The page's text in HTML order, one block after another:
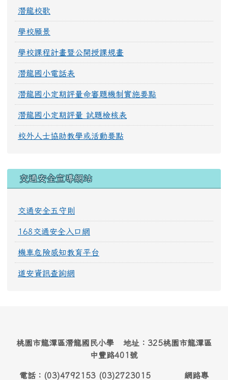
潛龍校歌
學校願景
學校課程計畫暨公開授課規畫
潛龍國小電話表
潛龍國小定期評量命審題機制實施要點
潛龍國小定期評量 試題檢核表
校外人士協助教學或活動要點
交通安全宣導網站
交通安全五守則
168交通安全入口網
機車危險感知教育平台
道安資訊查詢網
桃園市龍潭區潛龍國民小學 地址：325桃園市龍潭區
中豐路401號
電話：(03)4792153 (03)2723015 網路專